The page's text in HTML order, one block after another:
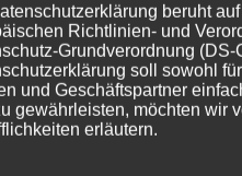
Fußpflege in
Fußpflege in der Klinik
Haut Ihrer Füße und Ihre
beruht
Richtlinien- und
Grundverordnung
soll sowohl
und Geschäftspartner
gewährleisten, möchten wir
erläutern.